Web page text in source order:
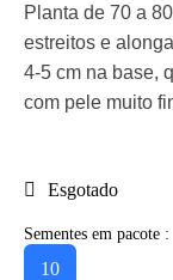
Planta de 70 a
estreitos e
4-5 cm na base,
com pele muito
Esgotado
Sementes em pacote :
10